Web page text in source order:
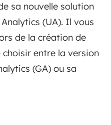
sa nouvelle solution
(UA). Il vous
de la création de
entre la version
(GA) ou sa